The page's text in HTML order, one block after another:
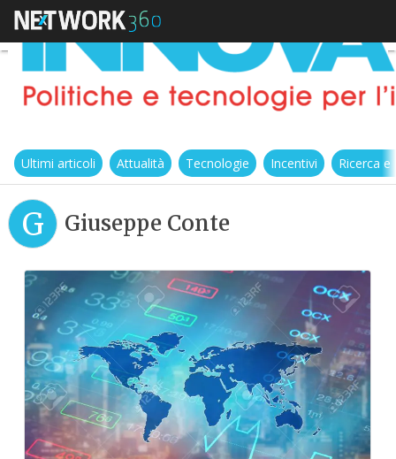
Ultimi articoli Attualità Tecnologie Incentivi Ricerca
G Giuseppe Conte